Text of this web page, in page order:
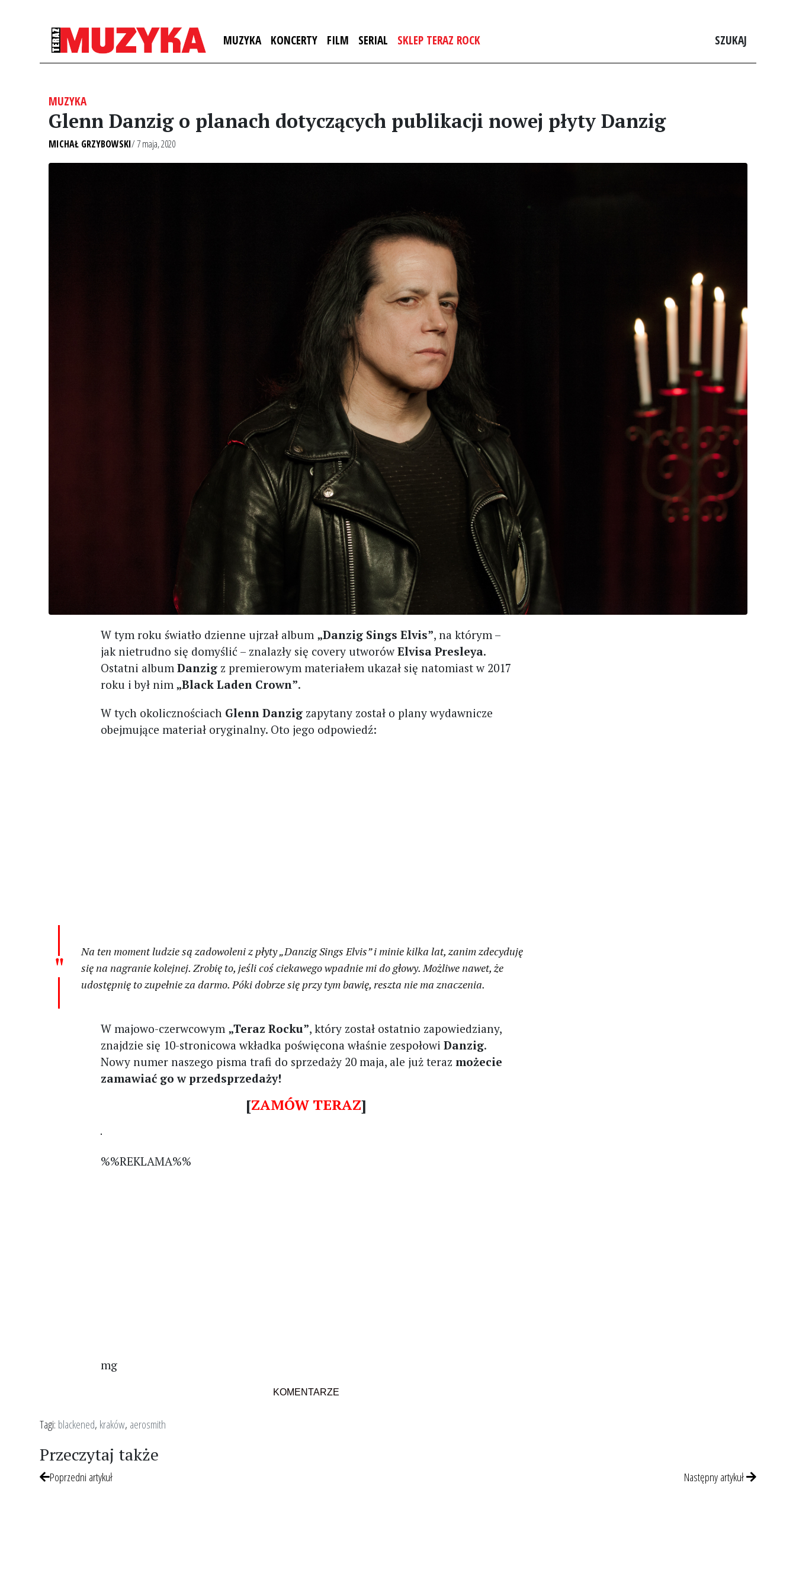
MUZYKA KONCERTY FILM SERIAL SKLEP TERAZ ROCK SZUKAJ
MUZYKA
Glenn Danzig o planach dotyczących publikacji nowej płyty Danzig
MICHAŁ GRZYBOWSKI/ 7 maja, 2020
W tym roku światło dzienne ujrzał album „Danzig Sings Elvis”, na którym –
jak nietrudno się domyślić – znalazły się covery utworówElvisa Presleya.
Ostatni albumDanzig z premierowym materiałem ukazał się natomiast w 2017
roku i był nim „Black Laden Crown”.
W tych okolicznościach Glenn Danzig zapytany został o plany wydawnicze
obejmujące materiał oryginalny. Oto jego odpowiedź:
Na ten moment ludzie są zadowoleni z płyty „Danzig Sings Elvis” i minie kilka lat, zanim zdecyduję
się na nagranie kolejnej. Zrobię to, jeśli coś ciekawego wpadnie mi do głowy. Możliwe nawet, że
udostępnię to zupełnie za darmo. Póki dobrze się przy tym bawię, reszta nie ma znaczenia.
W majowo-czerwcowym „Teraz Rocku”, który został ostatnio zapowiedziany,
znajdzie się 10-stronicowa wkładka poświęcona właśnie zespołowiDanzig.
Nowy numer naszego pisma trafi do sprzedaży 20 maja, ale już terazmożecie
zamawiać go w przedsprzedaży!
[ZAMÓW TERAZ]
%%REKLAMA%%
mg
KOMENTARZE
Tagi: blackened, kraków, aerosmith
Przeczytaj także
Poprzedni artykuł Następny artykuł